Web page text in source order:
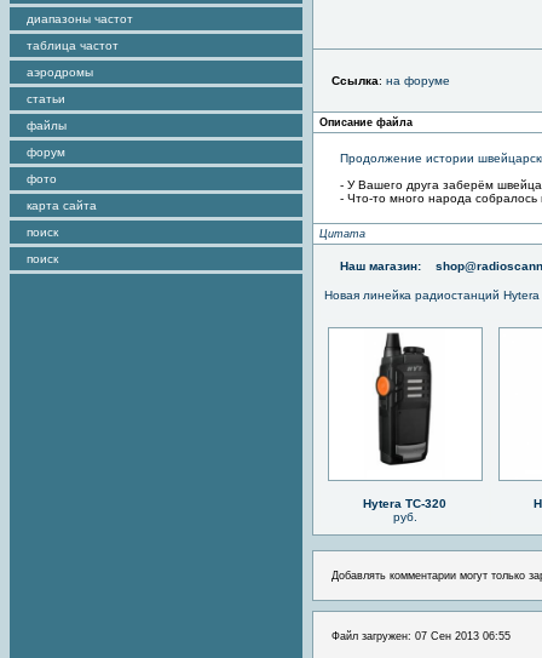
диапазоны частот
таблица частот
аэродромы
статьи
файлы
форум
фото
карта сайта
поиск
поиск
Ссылка: на форуме
Описание файла
Продолжение истории
- У Вашего друга заберём
- Что-то много народа
Цитата
Наш магазин:
Новая линейка радиостанций
Hytera TC-320
руб.
Добавлять комментарии могут только
Файл загружен: 07 Сен 2013 06:55